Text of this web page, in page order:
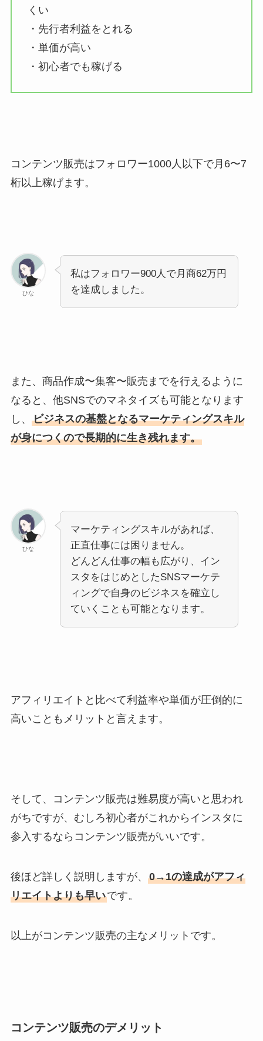
くい
・先行者利益をとれる
・単価が高い
・初心者でも稼げる
コンテンツ販売はフォロワー1000人以下で月6〜7
桁以上稼げます。
ひな
私はフォロワー900人で月商62万円
を達成しました。
また、商品作成〜集客〜販売までを行えるように
なると、他SNSでのマネタイズも可能となります
し、 ビジネスの基盤となるマーケティングスキル
が身につくので長期的に生き残れます。
ひな
マーケティングスキルがあれば、
正直仕事には困りません。
どんどん仕事の幅も広がり、イン
スタをはじめとしたSNSマーケテ
ィングで自身のビジネスを確立し
ていくことも可能となります。
アフィリエイトと比べて利益率や単価が圧倒的に
高いこともメリットと言えます。
そして、コンテンツ販売は難易度が高いと思われ
がちですが、むしろ初心者がこれからインスタに
参入するならコンテンツ販売がいいです。
後ほど詳しく説明しますが、 0→1の達成がアフィ
リエイトよりも早いです。
以上がコンテンツ販売の主なメリットです。
コンテンツ販売のデメリット